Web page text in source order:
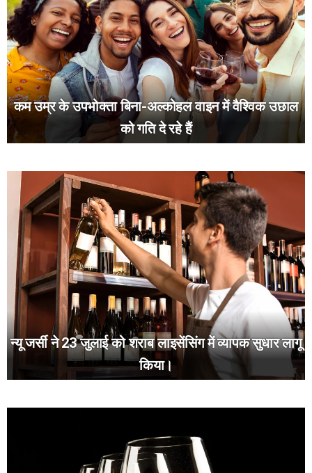
कम उम्र के उपभोक्ता बिना-अल्कोहल वाइन में वैश्विक उछाल
को गति दे रहे हैं
न्यू जर्सी ने 23 जुलाई को शराब लाइसेंसिंग में व्यापक सुधार लागू
किया।